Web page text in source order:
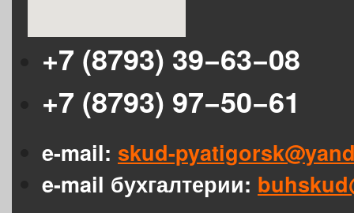
+7 (8793) 39−63−08
+7 (8793) 97−50−61
e-mail: skud-
e-mail бухгалтерии: